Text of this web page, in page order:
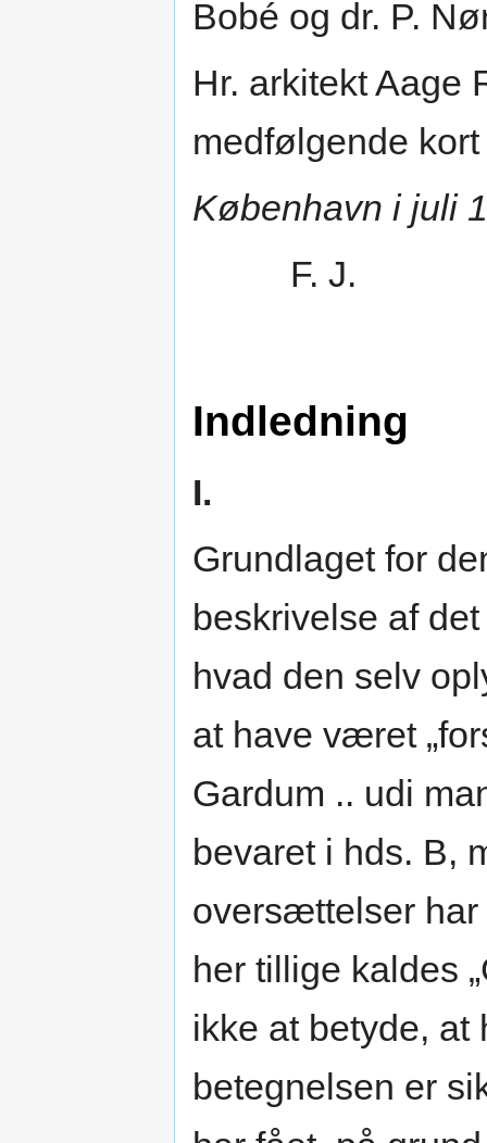
Bobé og dr. P.
Hr. arkitekt Aage
medfølgende
København i juli
F. J.
Indledning
I.
Grundlaget for
beskrivelse af
hvad den selv
at have været
Gardum .. udi
bevaret i hds. B,
oversættelser har
her tillige kaldes
ikke at betyde, at
betegnelsen er